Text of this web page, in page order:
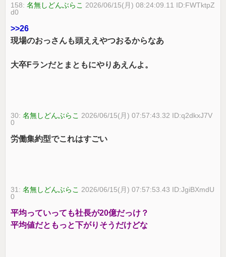
158:名無しどんぶらこ 2026/06/15(月) 08:24:09.11 ID:FWTktpZ
d0
>>26
現場のおっさんも頭ええやつおるからなあ
大卒Fランだとまともにやりあえんよ。
30:名無しどんぶらこ 2026/06/15(月) 07:57:43.32 ID:q2dkxJ7V
0
労働集約型でこれはすごい
31:名無しどんぶらこ 2026/06/15(月) 07:57:53.43 ID:JgiBXmdU
0
平均っていっても社長が20億だっけ？
平均値だともっと下がりそうだけどな